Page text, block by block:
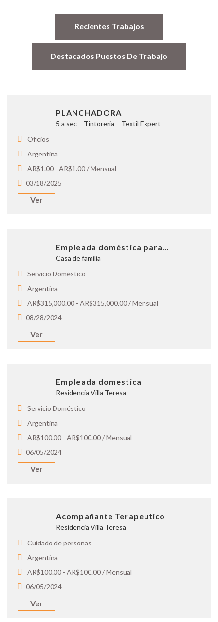
Recientes Trabajos
Destacados Puestos De Trabajo
PLANCHADORA
5 a sec – Tintoreria – Textil Expert
Oficios
Argentina
AR$1.00 - AR$1.00 / Mensual
03/18/2025
Ver
Empleada doméstica para…
Casa de familia
Servicio Doméstico
Argentina
AR$315,000.00 - AR$315,000.00 / Mensual
08/28/2024
Ver
Empleada domestica
Residencia Villa Teresa
Servicio Doméstico
Argentina
AR$100.00 - AR$100.00 / Mensual
06/05/2024
Ver
Acompañante Terapeutico
Residencia Villa Teresa
Cuidado de personas
Argentina
AR$100.00 - AR$100.00 / Mensual
06/05/2024
Ver